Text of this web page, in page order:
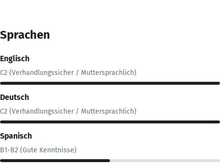
Sprachen
Englisch
C2 (Verhandlungssicher / Muttersprachlich)
Deutsch
C2 (Verhandlungssicher / Muttersprachlich)
Spanisch
B1-B2 (Gute Kenntnisse)